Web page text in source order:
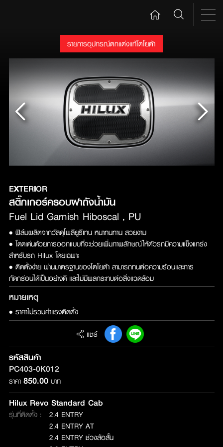
รายการอุปกรณ์ตกแต่งแท้โตโยต้า
EXTERIOR
สติ๊กเกอร์ครอบฝาถังน้ำมัน
Fuel Lid Garnish Hiboscal , PU
• ฟิล์มผลิตจากวัสดุโพลียูรีเทน หนาทนทาน สวยงาม
• โดดเด่นด้วยการออกแบบที่จะช่วยเพิ่มภาพลักษณ์ให้ตัวรถมีความแข็งแกร่ง
สำหรับรถ Hilux โดยเฉพาะ
• ติดตั้งง่าย ผ่านมาตรฐานของโตโยต้า สามารถทนต่อความร้อนและการ
กัดกร่อนได้เป็นอย่างดี และไม่มีผลกระทบต่อสิ่งแวดล้อม
หมายเหตุ
• ราคาไม่รวมค่าแรงติดตั้ง
แชร์
รหัสสินค้า
PC403-0K012
ราคา 850.00บาท
Hilux Revo Standard Cab
รุ่นที่ติดตั้ง :
2.4 ENTRY
2.4 ENTRY AT
2.4 ENTRY ช่วงล้อสั้น